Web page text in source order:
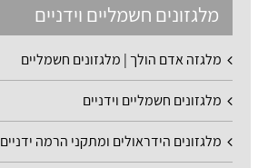
מלגזונים חשמליים וידניים
מלגזה אדם הולך | מלגזונים חשמליים
מלגזונים חשמליים וידניים
מלגזונים הידראולים ומתקני הרמה ידניים